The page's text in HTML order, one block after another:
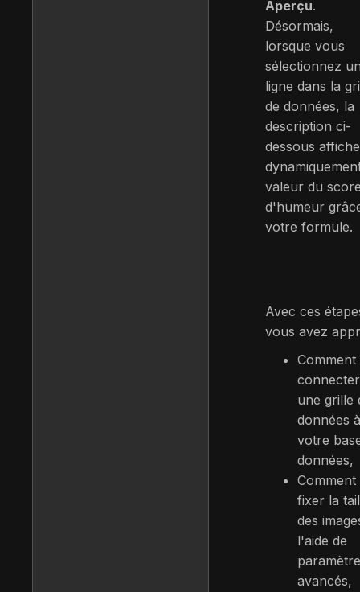
Aperçu.
Désormais,
lorsque vous
sélectionnez
ligne dans la
de données, la
description ci-
dessous affiche
valeur du
d'humeur
votre formule.
Avec ces
vous avez
Comment
connecter
une grille
données à
votre
données,
Comment
fixer la
des
l'aide de
avancés,